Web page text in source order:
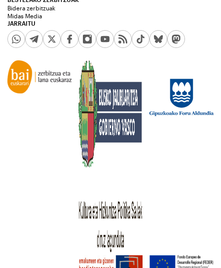
JARRAITU
Bidera zerbitzuak
Midas Media